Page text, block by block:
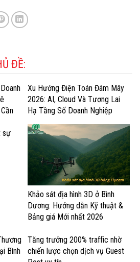
ĐỀ:
Xu Hướng Điện Toán Đám Mây
2026: AI, Cloud Và Tương Lai
Hạ Tầng Số Doanh Nghiệp
sự
Khảo sát địa hình 3D ở Bình
Dương: Hướng dẫn Kỹ thuật &
Bảng giá Mới nhất 2026
Bình
Tăng trưởng 200% traffic nhờ
chiến lược chọn dịch vụ Guest